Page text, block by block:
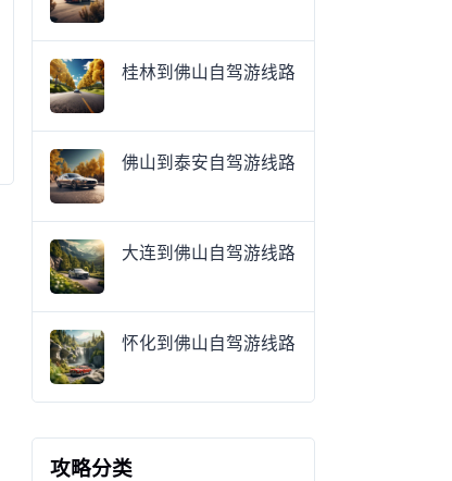
桂林到佛山自驾游线路
佛山到泰安自驾游线路
大连到佛山自驾游线路
怀化到佛山自驾游线路
攻略分类